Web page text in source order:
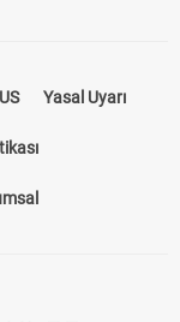
Yasal Uyarı